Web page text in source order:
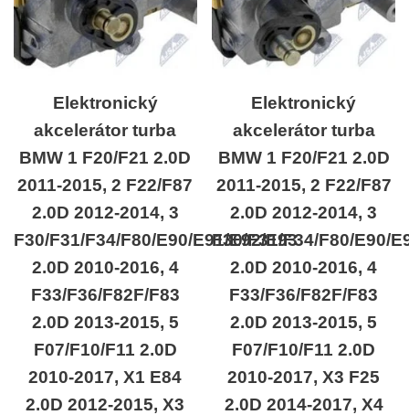
Elektronický
akcelerátor turba
BMW 1 F20/F21 2.0D
2011-2015, 2 F22/F87
2.0D 2012-2014, 3
F30/F31/F34/F80/E90/E91/E92/E93
2.0D 2010-2016, 4
F33/F36/F82F/F83
2.0D 2013-2015, 5
F07/F10/F11 2.0D
2010-2017, X1 E84
2.0D 2012-2015, X3
Elektronický
akcelerátor turba
BMW 1 F20/F21 2.0D
2011-2015, 2 F22/F87
2.0D 2012-2014, 3
F30/F31/F34/F80/E90/
2.0D 2010-2016, 4
F33/F36/F82F/F83
2.0D 2013-2015, 5
F07/F10/F11 2.0D
2010-2017, X3 F25
2.0D 2014-2017, X4